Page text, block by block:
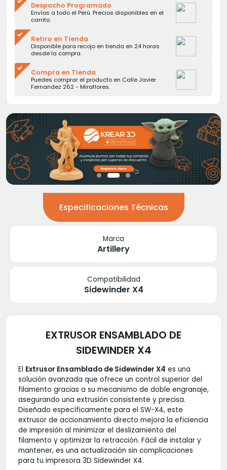
Despacho Programado
Envíos a todo el Perú. Precios disponibles en el
carrito.
Retiro en Tienda
Disponible para recojo en tienda en 24 horas
desde la compra.
Compra en Tienda
Puedes comprar el producto en Calle Javier
Fernandez 262 - Miraflores.
Especificaciones Técnicas
Marca
Artillery
Compatibilidad
Sidewinder X4
EXTRUSOR ENSAMBLADO DE
SIDEWINDER X4
El Extrusor Ensamblado de Sidewinder X4 es una
solución avanzada que ofrece un control superior del
filamento gracias a su mecanismo de doble engranaje,
asegurando una extrusión consistente y precisa.
Diseñado específicamente para el SW-X4, este
extrusor de accionamiento directo mejora la eficiencia
de impresión al minimizar el deslizamiento del
filamento y optimizar la retracción. Fácil de instalar y
mantener, es una actualización sin complicaciones
para tu impresora 3D Sidewinder X4.